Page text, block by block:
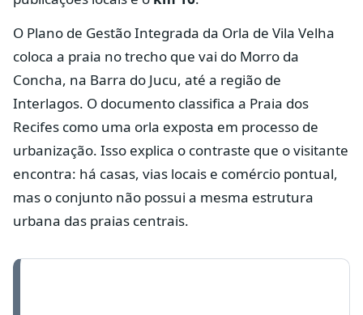
O Plano de Gestão Integrada da Orla de Vila Velha
coloca a praia no trecho que vai do Morro da
Concha, na Barra do Jucu, até a região de
Interlagos. O documento classifica a Praia dos
Recifes como uma orla exposta em processo de
urbanização. Isso explica o contraste que o visitante
encontra: há casas, vias locais e comércio pontual,
mas o conjunto não possui a mesma estrutura
urbana das praias centrais.